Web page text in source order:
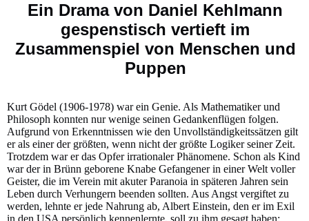
Ein Drama von Daniel Kehlmann
gespenstisch vertieft im
Zusammenspiel von Menschen und
Puppen
Kurt Gödel (1906-1978) war ein Genie. Als Mathematiker und
Philosoph konnten nur wenige seinen Gedankenflügen folgen.
Aufgrund von Erkenntnissen wie den Unvollständigkeitssätzen gilt
er als einer der größten, wenn nicht der größte Logiker seiner Zeit.
Trotzdem war er das Opfer irrationaler Phänomene. Schon als Kind
war der in Brünn geborene Knabe Gefangener in einer Welt voller
Geister, die im Verein mit akuter Paranoia in späteren Jahren sein
Leben durch Verhungern beenden sollten. Aus Angst vergiftet zu
werden, lehnte er jede Nahrung ab, Albert Einstein, den er im Exil
in den USA persönlich kennenlernte, soll zu ihm gesagt haben: